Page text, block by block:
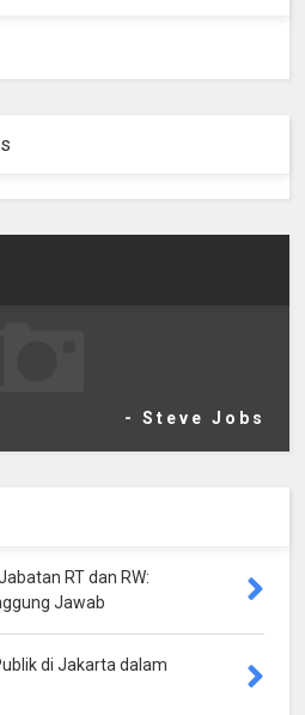
- Steve Jobs
RT dan RW:
Jawab
di Jakarta dalam